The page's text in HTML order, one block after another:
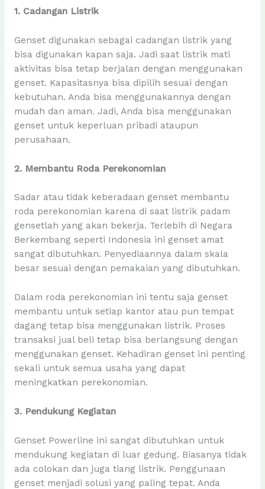
1. Cadangan Listrik
Genset digunakan sebagai cadangan listrik yang
bisa digunakan kapan saja. Jadi saat listrik mati
aktivitas bisa tetap berjalan dengan menggunakan
genset. Kapasitasnya bisa dipilih sesuai dengan
kebutuhan. Anda bisa menggunakannya dengan
mudah dan aman. Jadi, Anda bisa menggunakan
genset untuk keperluan pribadi ataupun
perusahaan.
2. Membantu Roda Perekonomian
Sadar atau tidak keberadaan genset membantu
roda perekonomian karena di saat listrik padam
gensetlah yang akan bekerja. Terlebih di Negara
Berkembang seperti Indonesia ini genset amat
sangat dibutuhkan. Penyediaannya dalam skala
besar sesuai dengan pemakaian yang dibutuhkan.
Dalam roda perekonomian ini tentu saja genset
membantu untuk setiap kantor atau pun tempat
dagang tetap bisa menggunakan listrik. Proses
transaksi jual beli tetap bisa berlangsung dengan
menggunakan genset. Kehadiran genset ini penting
sekali untuk semua usaha yang dapat
meningkatkan perekonomian.
3. Pendukung Kegiatan
Genset Powerline ini sangat dibutuhkan untuk
mendukung kegiatan di luar gedung. Biasanya tidak
ada colokan dan juga tiang listrik. Penggunaan
genset menjadi solusi yang paling tepat. Anda